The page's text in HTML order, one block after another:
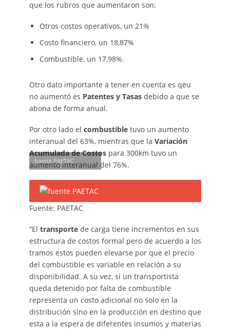
que los rubros que aumentaron son:
Otros costos operativos, un 21%
Costo financiero, un 18,87%
Combustible, un 17,98%.
Otro dato importante a tener en cuenta es qeu
no aumentó es Patentes y Tasas debido a que se
abona de forma anual.
Por otro lado el combustible tuvo un aumento
interanual del 63%, mientras que la Variación
Acumulada de Costos para 300km tuvo un
aumento interanual del 76%.
fuente PAETAC
Fuente: PAETAC
“El transportede carga tiene incrementos en sus
estructura de costos formal pero de acuerdo a los
tramos estos pueden elevarse por que el precio
del combustible es variable en relación a su
disponibilidad. A su vez, si un transportista
queda detenido por falta de combustible
representa un costo adicional no solo en la
distribución sino en la producción en destino que
esta a la espera de diferentes insumos y materias